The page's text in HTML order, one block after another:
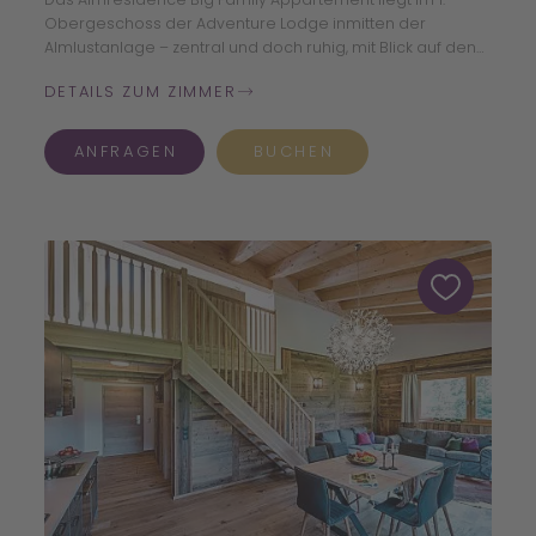
Obergeschoss der Adventure Lodge inmitten der
Almlustanlage – zentral und doch ruhig, mit Blick auf den
Talschluss der Radstädter Tauern.
DETAILS ZUM ZIMMER
ANFRAGEN BUCHEN